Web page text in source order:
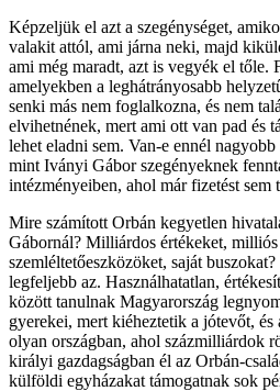
Képzeljük el azt a szegénységet,
valakit attól, ami járna neki, majd
ami még maradt, azt is vegyék el tőle.
amelyekben a leghátrányosabb
senki más nem foglalkozna, és nem
elvihetnének, mert ami ott van pad és
lehet eladni sem. Van-e ennél
mint Iványi Gábor szegényeknek
intézményeiben, ahol már fizetést sem
Mire számított Orbán kegyetlen
Gábornál? Milliárdos értékeket,
szemléltetőeszközöket, saját
legfeljebb az. Használhatatlan,
között tanulnak Magyarország
gyerekei, mert kiéheztetik a jótevőt,
olyan országban, ahol százmilliárdok
királyi gazdagságban él az Orbán-
külföldi egyházakat támogatnak sok